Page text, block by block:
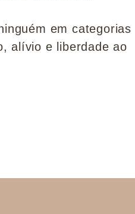
em categorias
alívio e liberdade ao